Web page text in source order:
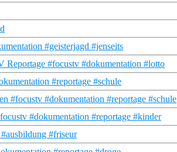
#geisterjagd #jenseits
#focustv #dokumentation #lotto
#reportage #schule
#focustv #dokumentation #reportage #schule
#dokumentation #reportage #kinder
#friseur